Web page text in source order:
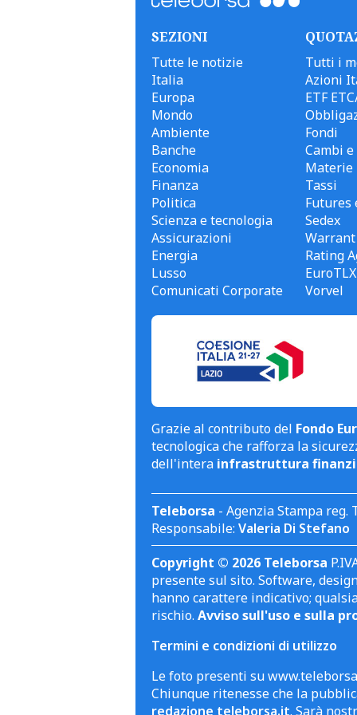
SEZIONI
Tutte le notizie
Italia
Europa
Mondo
Ambiente
Banche
Economia
Finanza
Politica
Scienza e tecnologia
Assicurazioni
Energia
Lusso
Comunicati Corporate
Tutti i
Azioni
ETF
Fondi
Cambi
Materie
Tassi
Futures
Sedex
Warrant
Rating
EuroTLX
Vorvel
Grazie al contributo del Fondo
tecnologica che rafforza la
dell'intera infrastruttura
Teleborsa - Agenzia Stampa
Responsabile: Valeria Di Stefano
Copyright © 2026 Teleborsa
presente sul sito. Software,
hanno carattere indicativo;
rischio. Avviso sull'uso e sulla
Termini e condizioni di utilizzo
Le foto presenti su
Chiunque ritenesse che la
redazione teleborsa.it. Sarà